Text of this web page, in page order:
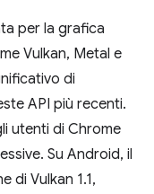
per la grafica
Vulkan, Metal e
di
API più recenti.
utenti di Chrome
Su Android, il
di Vulkan 1.1,